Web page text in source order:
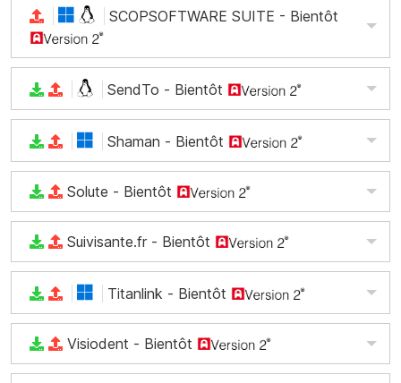
SCOPSOFTWARE SUITE - Bientôt
SendTo - Bientôt
Shaman - Bientôt
Solute - Bientôt
Suivisante.fr - Bientôt
Titanlink - Bientôt
Visiodent - Bientôt